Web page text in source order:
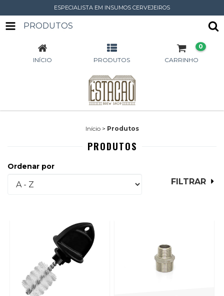
ESPECIALISTA EM INSUMOS CERVEJEIROS
PRODUTOS
INÍCIO PRODUTOS CARRINHO
0
Início > Produtos
PRODUTOS
Ordenar por
FILTRAR